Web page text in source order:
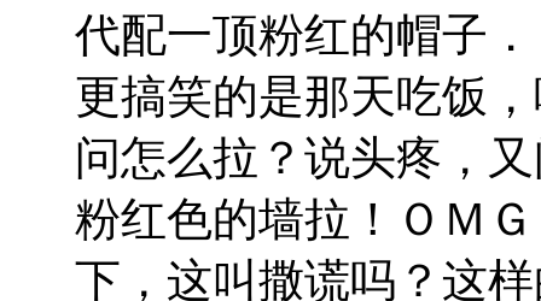
代配一顶粉红的帽子．
更搞笑的是那天吃饭
问怎么拉？说头疼，
粉红色的墙拉！ＯＭ
下，这叫撒谎吗？这